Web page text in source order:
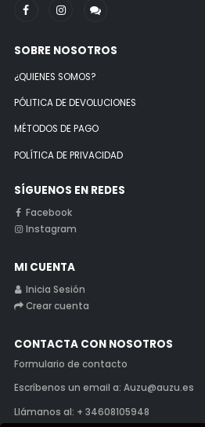
SOBRE NOSOTROS
¿QUIENES SOMOS?
PÓLITICA DE DEVOLUCIONES
MÉTODOS DE PAGO
POLÍTICA DE PRIVACIDAD
SÍGUENOS EN REDES
Facebook
Instagram
MI CUENTA
Inicia Sesión
Crear cuenta
CONTACTA CON NOSOTROS
Formulario de contacto
Escríbenos un email a: Auzu@auzu.es
Llámanos al: + 34608105948